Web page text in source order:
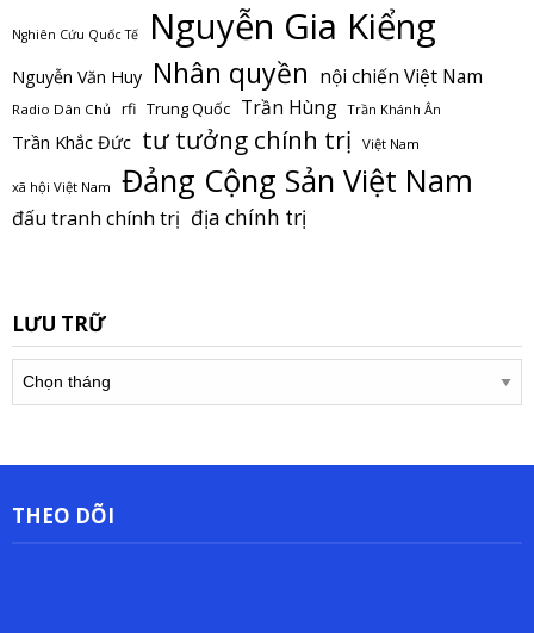
Nghiên Cứu Quốc Tế Nguyễn Gia Kiểng
Nguyễn Văn Huy Nhân quyền nội chiến Việt Nam
Radio Dân Chủ rfi Trung Quốc Trần Hùng Trần Khánh Ân
Trần Khắc Đức tư tưởng chính trị Việt Nam
xã hội Việt Nam Đảng Cộng Sản Việt Nam
đấu tranh chính trị địa chính trị
LƯU TRỮ
Lưu
trữ
THEO DÕI